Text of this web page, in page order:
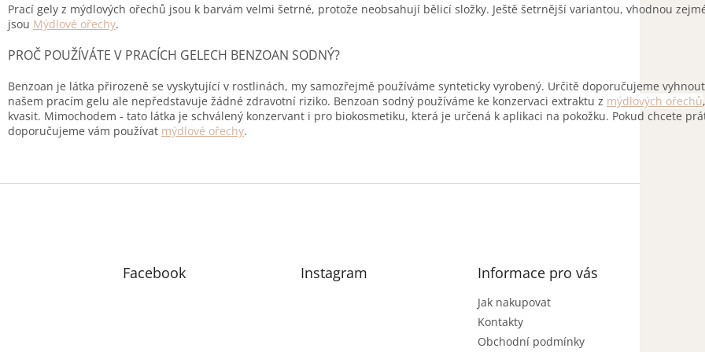
Prací gely z mýdlových ořechů jsou k barvám velmi šetrné, protože neobsahují bělicí složky. Ještě šetrnější variantou, vhodnou
jsou Mýdlové ořechy.
PROČ POUŽÍVÁTE V PRACÍCH GELECH BENZOAN SODNÝ?
Benzoan je látka přirozeně se vyskytující v rostlinách, my samozřejmě používáme synteticky vyrobený. Určitě doporučujeme
našem pracím gelu ale nepředstavuje žádné zdravotní riziko. Benzoan sodný používáme ke konzervaci extraktu z mýdlových ořechů
kvasit. Mimochodem - tato látka je schválený konzervant i pro biokosmetiku, která je určená k aplikaci na pokožku. Pokud chcete
doporučujeme vám používat mýdlové ořechy.
Facebook Instagram Informace pro vás
Jak nakupovat
Kontakty
Obchodní podmínky